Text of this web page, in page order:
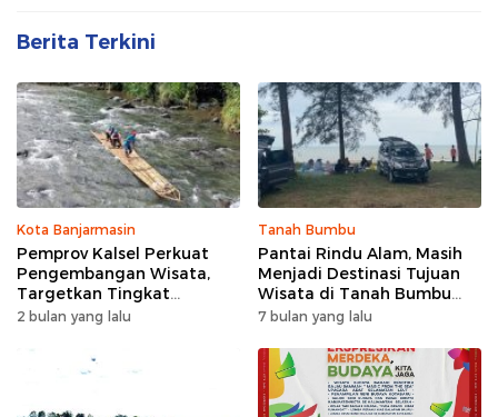
Berita Terkini
Kota Banjarmasin
Pemprov Kalsel Perkuat
Pengembangan Wisata,
Targetkan Tingkat
Kunjungan Naik 5 Persen di
2 bulan yang lalu
Tanah Bumbu
Pantai Rindu Alam, Masih
Menjadi Destinasi Tujuan
Wisata di Tanah Bumbu
dengan Rindangnya Pohon
7 bulan yang lalu